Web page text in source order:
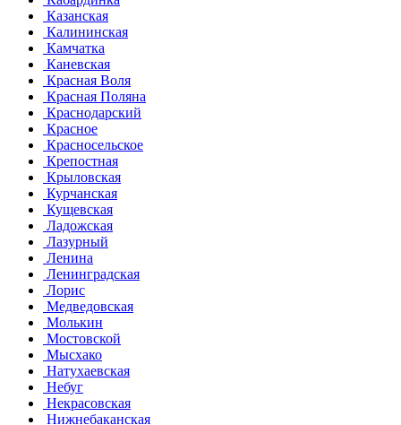
Казанская
Калининская
Камчатка
Каневская
Красная Воля
Красная Поляна
Краснодарский
Красное
Красносельское
Крепостная
Крыловская
Курчанская
Кущевская
Ладожская
Лазурный
Ленина
Ленинградская
Лорис
Медведовская
Молькин
Мостовской
Мысхако
Натухаевская
Небуг
Некрасовская
Нижнебаканская